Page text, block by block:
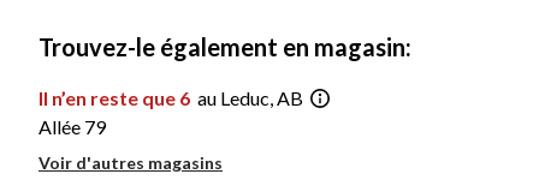
Trouvez-le également en magasin:
Il n’en reste que 6 au Leduc, AB
Allée 79
Voir d'autres magasins